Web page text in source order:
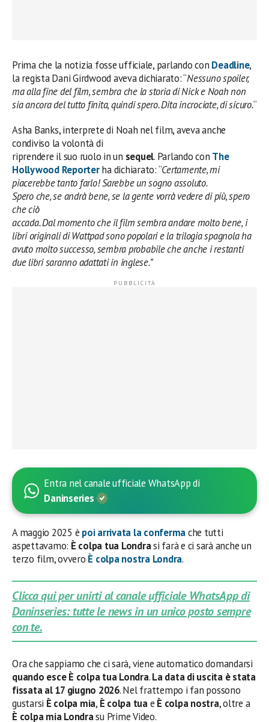
Prima che la notizia fosse ufficiale, parlando con Deadline,
la regista Dani Girdwood aveva dichiarato: “Nessuno spoiler,
ma alla fine del film, sembra che la storia di Nick e Noah non
sia ancora del tutto finita, quindi spero. Dita incrociate, di sicuro.“
Asha Banks, interprete di Noah nel film, aveva anche
condiviso la volontà di
riprendere il suo ruolo in un sequel. Parlando con The
Hollywood Reporterha dichiarato: “Certamente, mi
piacerebbe tanto farlo! Sarebbe un sogno assoluto.
Spero che, se andrà bene, se la gente vorrà vedere di più, spero
che ciò
accada. Dal momento che il film sembra andare molto bene, i
libri originali di Wattpad sono popolari e la trilogia spagnola ha
avuto molto successo, sembra probabile che anche i restanti
due libri saranno adattati in inglese.”
Entra nel canale ufficiale WhatsApp di
Daninseries
A maggio 2025 è poi arrivata la confermache tutti
aspettavamo: È colpa tua Londrasi farà e ci sarà anche un
terzo film, ovvero È colpa nostra Londra.
Clicca qui per unirti al canale ufficiale WhatsApp di
Daninseries: tutte le news in un unico posto sempre
con te.
Ora che sappiamo che ci sarà, viene automatico domandarsi
quando esce È colpa tua Londra.La data di uscita è stata
fissata al 17 giugno 2026. Nel frattempo i fan possono
gustarsi È colpa mia, È colpa tuae È colpa nostra, oltre a
È colpa mia Londrasu Prime Video.